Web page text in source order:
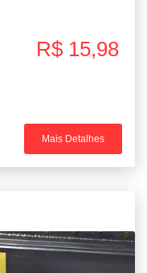
R$ 15,98
Mais Detalhes